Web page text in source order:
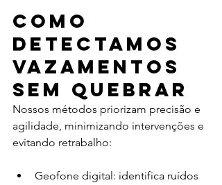
Como
detectamos
vazamentos
sem quebrar
Nossos métodos priorizam precisão e
agilidade, minimizando intervenções e
evitando retrabalho:
Geofone digital: identifica ruídos